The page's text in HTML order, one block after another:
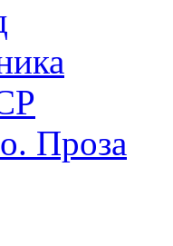
Проза